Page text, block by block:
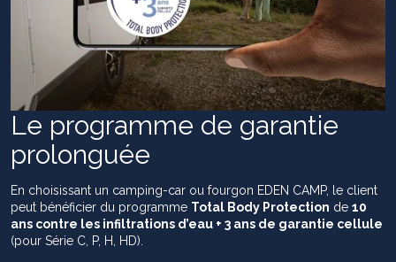
Le programme de garantie
prolonguée
En choisissant un camping-car ou fourgon EDEN CAMP, le client
peut bénéficier du programme Total Body Protection de 10
ans contre les infiltrations d’eau + 3 ans de garantie cellule
(pour Série C, P, H, HD).